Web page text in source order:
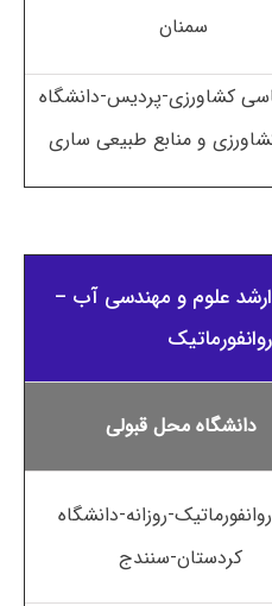
سمنان
کشاورزی-پردیس-دانشگاه
و منابع طبیعی ساری
ارشد علوم و مهندسی آب –
دانشگاه محل قبولی
روزانه-دانشگاه
کردستان-سنندج